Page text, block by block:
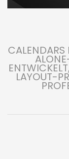
CALENDARS
LAYOUT-